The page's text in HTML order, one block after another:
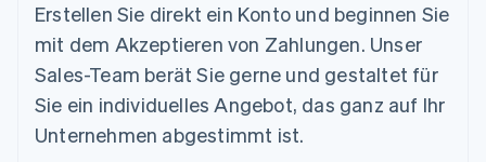
Erstellen Sie direkt ein Konto und beginnen Sie
mit dem Akzeptieren von Zahlungen. Unser
Sales-Team berät Sie gerne und gestaltet für
Sie ein individuelles Angebot, das ganz auf Ihr
Unternehmen abgestimmt ist.
English
Niederlande
Nederlands English
Norwegen
English
Österreich